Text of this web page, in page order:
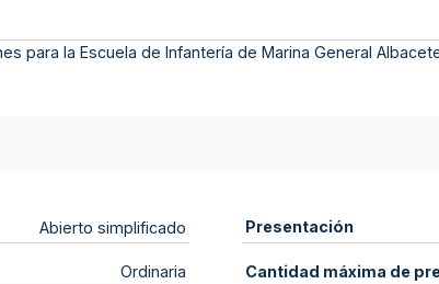
para la Escuela de Infantería de Marina General
Abierto simplificado
Ordinaria
Presentación
Cantidad máxima de